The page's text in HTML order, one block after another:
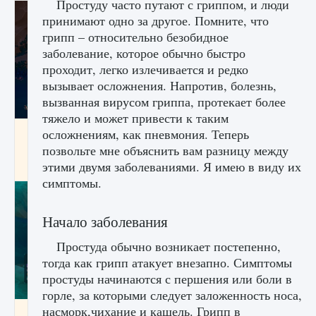
Как разблокировать заклинание Крист в
9 августа 2024 1 393 0 0
Как приручить существ из степей Тамура в
Простуду часто путают с гриппом, и люди
принимают одно за другое. Помните, что
грипп – относительно безобидное
заболевание, которое обычно быстро
проходит, легко излечивается и редко
вызывает осложнения. Напротив, болезнь,
вызванная вирусом гриппа, протекает более
тяжело и может привести к таким
осложнениям, как пневмония. Теперь
позвольте мне объяснить вам разницу между
этими двумя заболеваниями. Я имею в виду их
симптомы.
Начало заболевания
Простуда обычно возникает постепенно,
тогда как грипп атакует внезапно. Симптомы
простуды начинаются с першения или боли в
горле, за которыми следует заложенность носа,
насморк,чихание и кашель. Грипп в